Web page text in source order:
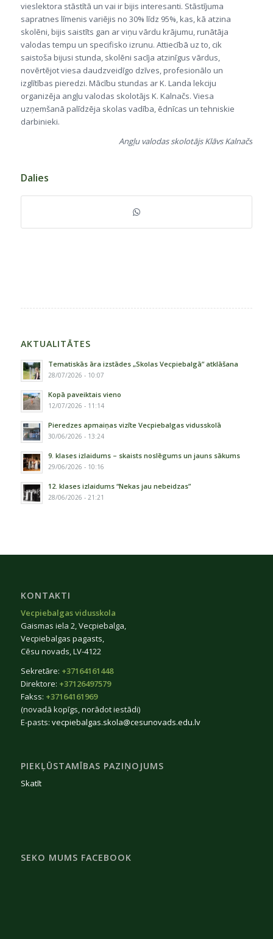
vieslektora stāstītā un vai ir bijis interesanti. Stāstījuma
sapratnes līmenis variējis no 30% līdz 95%, kas, kā atzina
skolēni, bijis saistīts gan ar viņu vārdu krājumu, runātāja
valodas tempu un specifisko izrunu. Attiecībā uz to, cik
saistoša bijusi stunda, skolēni sacīja atzinīgus vārdus,
novērtējot viesa daudzveidīgo dzīves, profesionālo un
izglītības pieredzi. Mācību stundas ar K. Landa lekciju
organizēja angļu valodas skolotājs K. Kalnačs. Viesa
uzņemšanā palīdzēja skolas vadība, ēdnīcas un tehniskie
darbinieki.
Angļu valodas skolotājs Klāvs Kalnačs
Dalies
AKTUALITĀTES
Tematiskās āra izstādes „Skolas Vecpiebalgā” atklāšana
28/07/2026 - 10:07
Kopā paveiktais vieno
12/07/2026 - 11:14
Pieredzes apmaiņas vizīte Vecpiebalgas vidusskolā
30/06/2026 - 13:24
9. klases izlaidums – skaists noslēgums un jauns sākums
29/06/2026 - 10:16
12. klases izlaidums “Nekas jau nebeidzas”
28/06/2026 - 21:21
KONTAKTI
Vecpiebalgas vidusskola
Gaismas iela 2, Vecpiebalga,
Vecpiebalgas pagasts,
Cēsu novads, LV-4122
Sekretāre: +37164161448
Direktore: +37126497579
Fakss: +37164161969
(novadā kopīgs, norādot iestādi)
E-pasts: vecpiebalgas.skola@cesunovads.edu.lv
PIEKĻŪSTAMĪBAS PAZIŅOJUMS
Skatīt
SEKO MUMS FACEBOOK